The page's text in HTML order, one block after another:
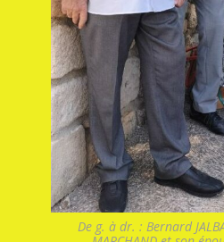
De g. à dr. : Bernard